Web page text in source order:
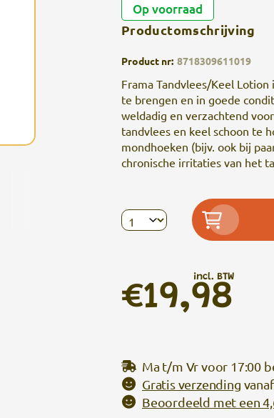
Op voorraad
Productomschrijving
Product nr: 8718309611019
Frama Tandvlees/Keel
te brengen en in goede
weldadig en verzachtend
tandvlees en keel schoon te
mondhoeken (bijv. ook bij
chronische irritaties van het
€19,98
incl. BTW
Ma t/m Vr voor 17:00
Gratis verzending
Beoordeeld met een